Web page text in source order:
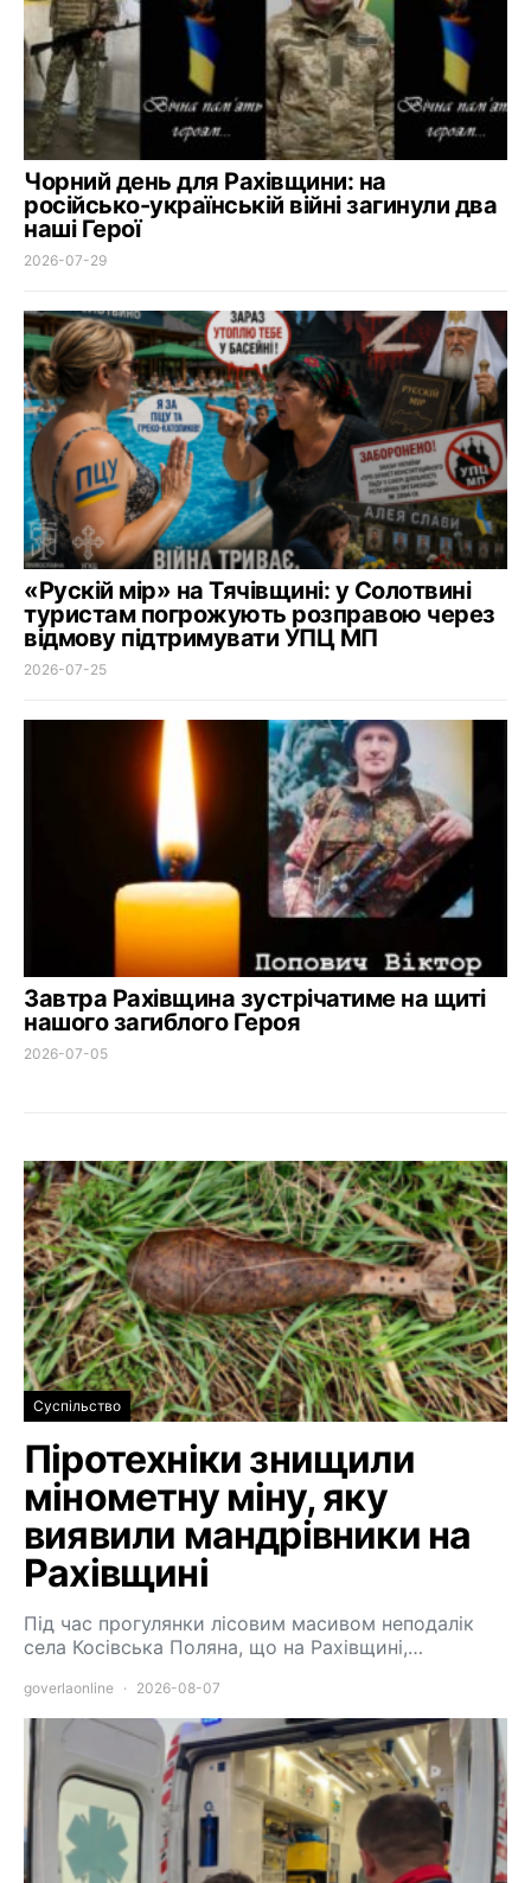
Чорний день для Рахівщини: на
російсько-українській війні загинули два
наші Герої
2026-07-29
«Рускій мір» на Тячівщині: у Солотвині
туристам погрожують розправою через
відмову підтримувати УПЦ МП
2026-07-25
Завтра Рахівщина зустрічатиме на щиті
нашого загиблого Героя
2026-07-05
Суспільство
Піротехніки знищили
мінометну міну, яку
виявили мандрівники на
Рахівщині
Під час прогулянки лісовим масивом неподалік
села Косівська Поляна, що на Рахівщині,…
goverlaonline 2026-08-07